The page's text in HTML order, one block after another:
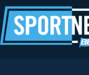
al
contenuto